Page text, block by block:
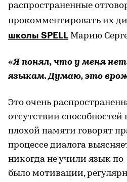
распространенные
прокомментировать их
школы SPELL Марию
«Я понял, что у меня
языкам. Думаю, это
Это очень
отсутствии
плохой памяти говорят
процессе диалога
никогда не учили язык
было мотивации,